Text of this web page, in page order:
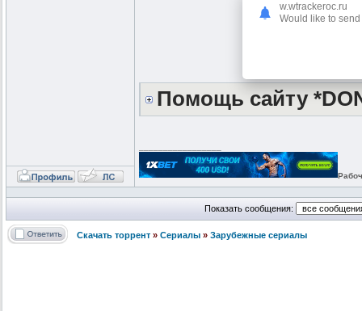
Помощь сайту
Показать сообщения:
Скачать торрент » Сериалы » Зарубежные сериалы
w.wtrackeroc.ru
Would like to